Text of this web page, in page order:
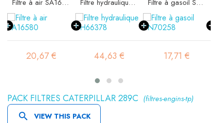
Filtre à air SA16580
20,67 €
Filtre hydraulique SH66378
44,63 €
Filtre à gasoil SN70258
17,71 €
PACK FILTRES CATERPILLAR 289C (filtres-engins-tp)
 VIEW THIS PACK